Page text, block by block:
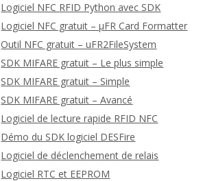
Logiciel NFC RFID Python avec SDK
Logiciel NFC gratuit – μFR Card Formatter
Outil NFC gratuit – uFR2FileSystem
SDK MIFARE gratuit – Le plus simple
SDK MIFARE gratuit – Simple
SDK MIFARE gratuit – Avancé
Logiciel de lecture rapide RFID NFC
Démo du SDK logiciel DESFire
Logiciel de déclenchement de relais
Logiciel RTC et EEPROM